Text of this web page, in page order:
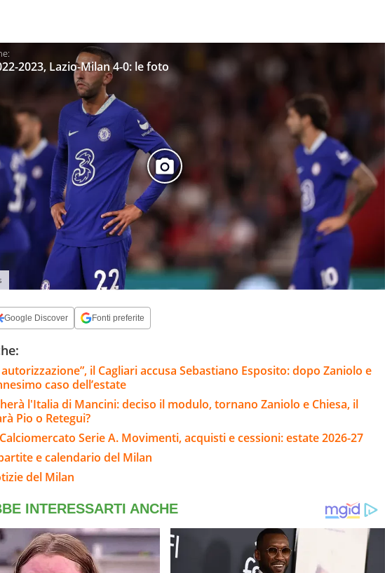
2023, Lazio-Milan 4-0: le foto
Google Discover Fonti preferite
autorizzazione”, il Cagliari accusa Sebastiano Esposito: dopo Zaniolo e
caso dell’estate
l'Italia di Mancini: deciso il modulo, tornano Zaniolo e Chiesa, il
Pio o Retegui?
Serie A. Movimenti, acquisti e cessioni: estate 2026-27
e calendario del Milan
del Milan